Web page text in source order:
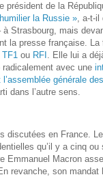
président de la
la Russie » , a-t-
Strasbourg, mais
la presse française.
TF1 ou RFI . Elle lui a
avec une
générale
dans l’autre sens.
discutées en France.
qu’il y a cinq
Emmanuel Macron
revanche, son mandat